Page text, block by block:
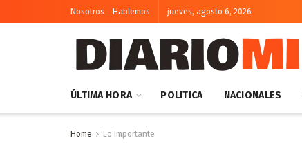
Nosotros Hablemos jueves, agosto 6, 2026
ÚLTIMA HORA POLITICA NACIONALES
Home Lo Importante